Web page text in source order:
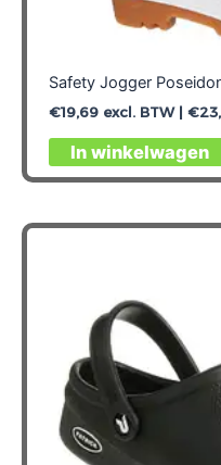
Safety Jogger
€19,69excl. BTW | €
In winkelwagen